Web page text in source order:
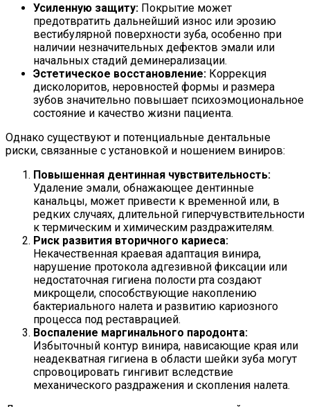
Усиленную защиту: Покрытие может
предотвратить дальнейший износ или эрозию
вестибулярной поверхности зуба, особенно при
наличии незначительных дефектов эмали или
начальных стадий деминерализации.
Эстетическое восстановление: Коррекция
дисколоритов, неровностей формы и размера
зубов значительно повышает психоэмоциональное
состояние и качество жизни пациента.
Однако существуют и потенциальные дентальные
риски, связанные с установкой и ношением виниров:
Повышенная дентинная чувствительность:
Удаление эмали, обнажающее дентинные
канальцы, может привести к временной или, в
редких случаях, длительной гиперчувствительности
к термическим и химическим раздражителям.
Риск развития вторичного кариеса:
Некачественная краевая адаптация винира,
нарушение протокола адгезивной фиксации или
недостаточная гигиена полости рта создают
микрощели, способствующие накоплению
бактериального налета и развитию кариозного
процесса под реставрацией.
Воспаление маргинального пародонта:
Избыточный контур винира, нависающие края или
неадекватная гигиена в области шейки зуба могут
спровоцировать гингивит вследствие
механического раздражения и скопления налета.